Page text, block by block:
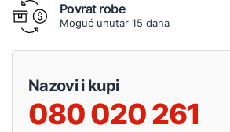
Povrat robe
Moguć unutar 15 dana
Nazovi i kupi
080 020 261